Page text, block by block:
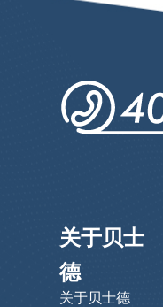
关于贝士
德
关于贝士德